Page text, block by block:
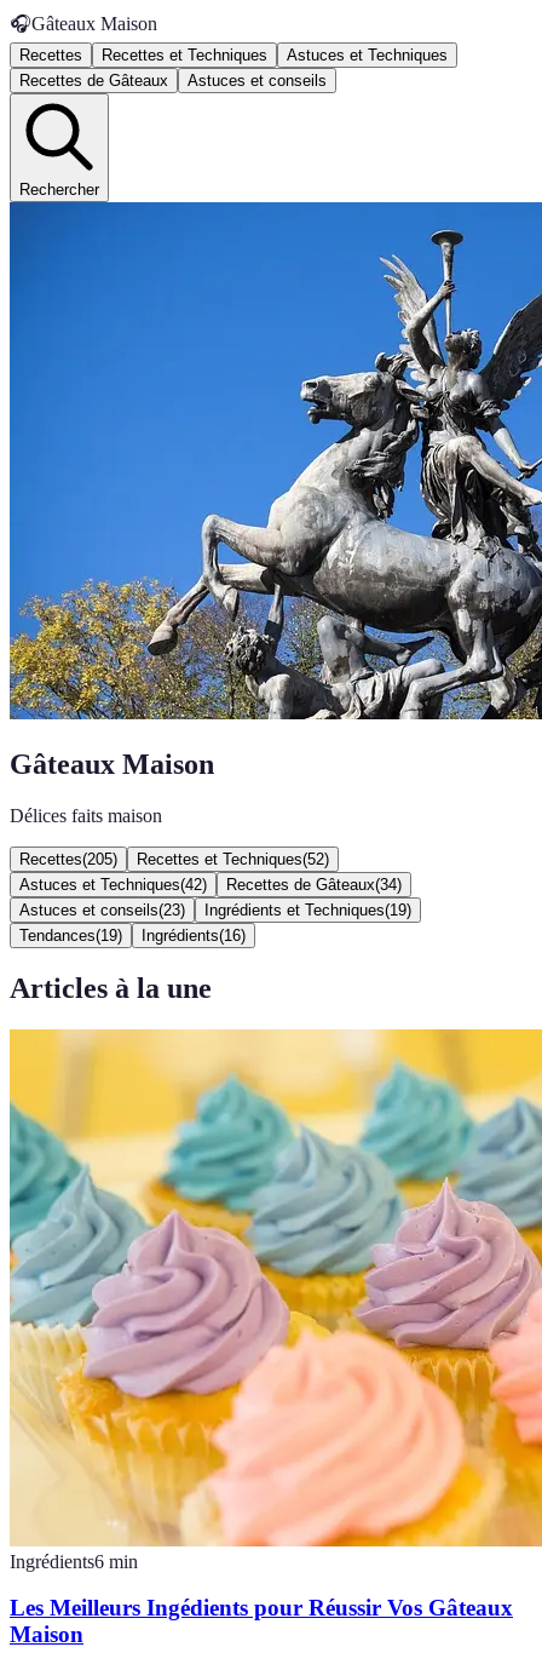
🎧Gâteaux Maison
Recettes Recettes et Techniques
Astuces et Techniques
Recettes de Gâteaux
Astuces et conseils
Rechercher
Gâteaux Maison
Délices faits maison
Recettes(205) Recettes et Techniques(52)
Astuces et Techniques(42) Recettes de Gâteaux(34)
Astuces et conseils(23) Ingrédients et Techniques(19)
Tendances(19) Ingrédients(16)
Articles à la une
Ingrédients6 min
Les Meilleurs Ingédients pour Réussir Vos Gâteaux
Maison